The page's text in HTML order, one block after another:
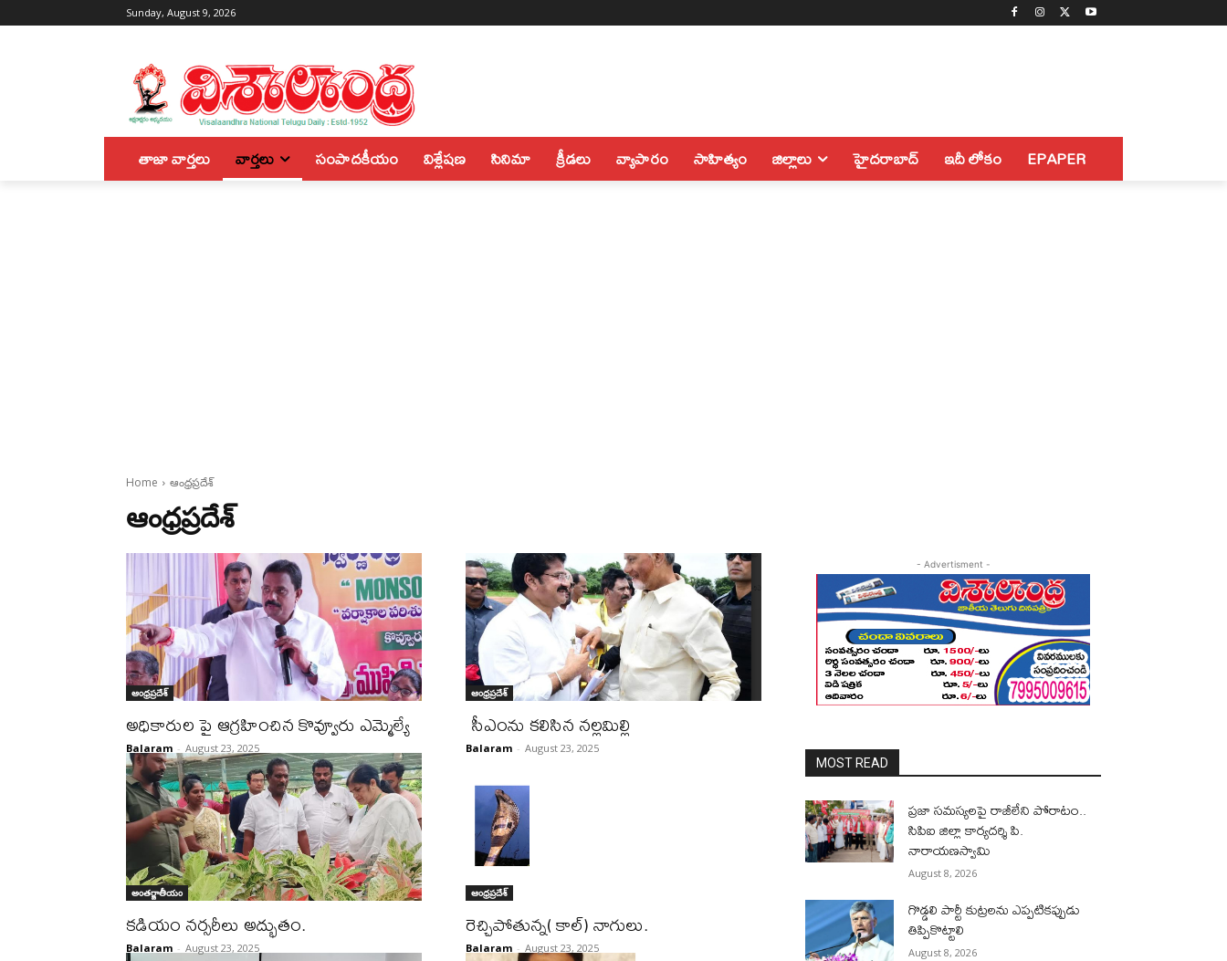
Sunday, August 9, 2026
తాజా వార్తలు వార్తలు సంపాదకీయం విశ్లేషణ సినిమా క్రీడలు వ్యాపారం సాహిత్యం జిల్లాలు హైదరాబాద్ ఇదీ లోకం EPAPER
Home ఆంధ్రప్రదేశ్
ఆంధ్రప్రదేశ్
ఆంధ్రప్రదేశ్
అధికారుల పై ఆగ్రహించిన కొవ్వూరు ఎమ్మెల్యే
Balaram - August 23, 2025
ఆంధ్రప్రదేశ్
సీఎంను కలిసిన నల్లమిల్లి
Balaram - August 23, 2025
అంతర్జాతీయం
కడియం నర్సరీలు అద్భుతం.
Balaram - August 23, 2025
ఆంధ్రప్రదేశ్
రెచ్చిపోతున్న( కాల్) నాగులు.
Balaram - August 23, 2025
- Advertisment -
MOST READ
ప్రజా సమస్యలపై రాజీలేని పోరాటం..
సిపిఐ జిల్లా కార్యదర్శి పి.
నారాయణస్వామి
August 8, 2026
గొడ్డలి పార్టీ కుట్రలను ఎప్పటికప్పుడు
తిప్పికొట్టాలి
August 8, 2026